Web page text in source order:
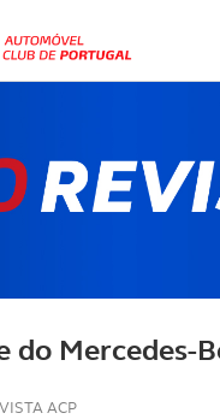
do Mercedes-
ACP